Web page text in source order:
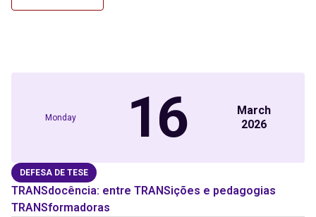
Monday 16
March
2026
DEFESA DE TESE
TRANSdocência: entre TRANSições e pedagogias
TRANSformadoras